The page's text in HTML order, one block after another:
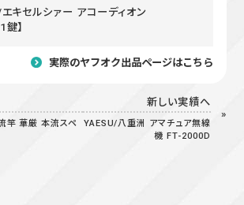
エキセルシァー アコーディオン
】
実際のヤフオク出品ページはこちら
竿 華厳 本流スペ
新しい実績へ
YAESU/八重洲 アマチュア無線
機 FT-2000D